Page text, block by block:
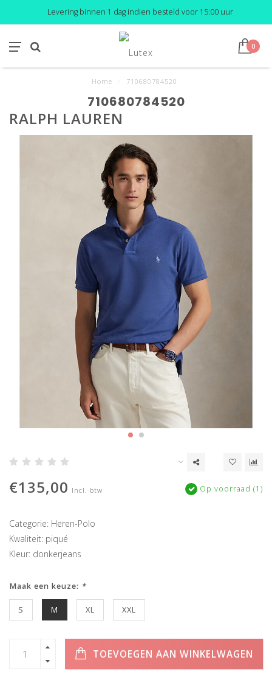
Levering binnen 1 dag indien besteld voor 15:00 uur
0
Home 710680784520
710680784520
RALPH LAUREN
€135,00 Incl. btw Op voorraad (1)
Categorie: Heren-Polo
Kwaliteit: piqué
Kleur: donkerjeans
Maak een keuze: *
S M XL XXL
TOEVOEGEN AAN WINKELWAGEN